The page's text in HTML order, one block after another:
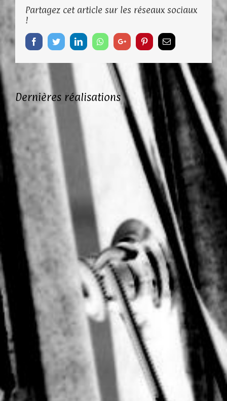
Partagez cet article sur les réseaux sociaux
!
FacebookTwitterLinkedInWhatsappGoogle+ PinterestEmail
Dernières réalisations